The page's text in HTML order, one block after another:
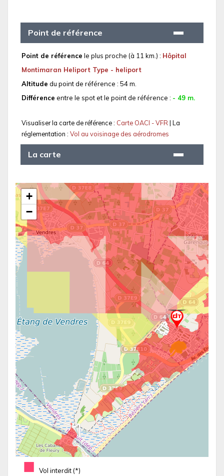
Point de référence
Point de référence le plus proche (à 11 km.) : Hôpital
Montimaran Heliport Type - heliport
Altitude du point de référence : 54 m.
Différence entre le spot et le point de référence : - 49 m.
Visualiser la carte de référence : Carte OACI - VFR| La
réglementation : Vol au voisinage des aérodromes
La carte
■ Vol interdit (*)